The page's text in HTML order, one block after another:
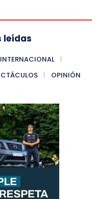
leídas
INTERNACIONAL
OPINIÓN